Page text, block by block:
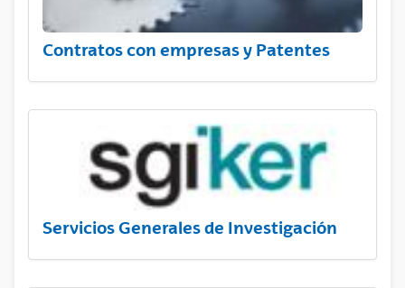
Contratos con empresas y Patentes
Servicios Generales de Investigación